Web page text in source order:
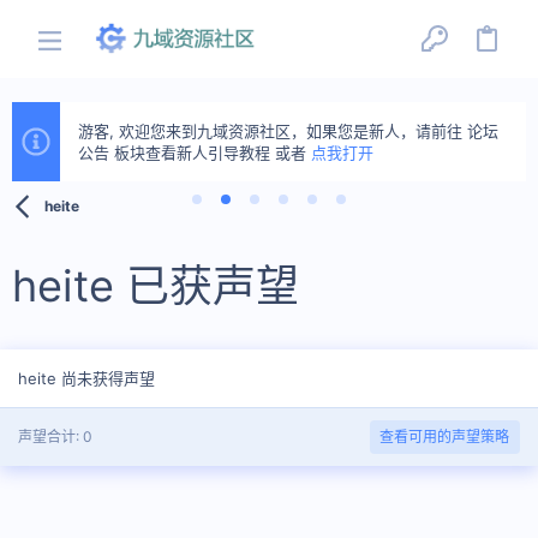
游客, 欢迎您来到九域资源社区，如果您是新人，请前往 论坛
公告 板块查看新人引导教程 或者 点我打开
heite
heite 已获声望
heite 尚未获得声望
声望合计: 0 查看可用的声望策略